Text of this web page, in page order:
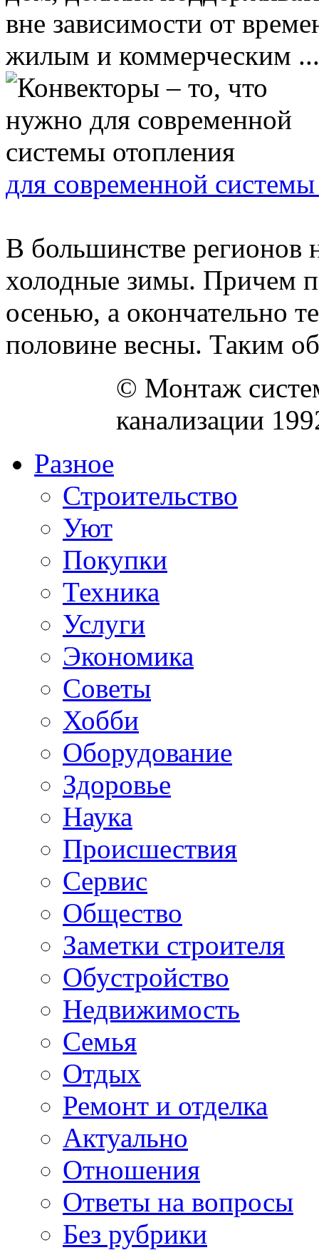
вне зависимости от
жилым и коммерческим ...
для современной
В большинстве регионов
холодные зимы. Причем
осенью, а окончательно
половине весны. Таким
© Монтаж
канализации
Разное
Строительство
Уют
Покупки
Техника
Услуги
Экономика
Советы
Хобби
Oборудование
Здоровье
Наука
Происшествия
Сервис
Общество
Заметки строителя
Обустройство
Недвижимость
Семья
Отдых
Ремонт и отделка
Актуально
Отношения
Ответы на вопросы
Без рубрики